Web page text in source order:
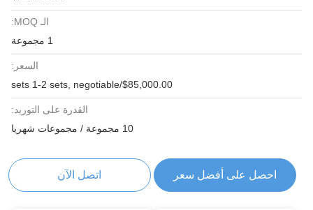
الـ MOQ:
1 مجموعة
السعر:
$85,000.00/sets 1-2 sets, negotiable
القدرة على التوريد:
10 مجموعة / مجموعات شهريا
احصل على أفضل سعر اتصل الآن